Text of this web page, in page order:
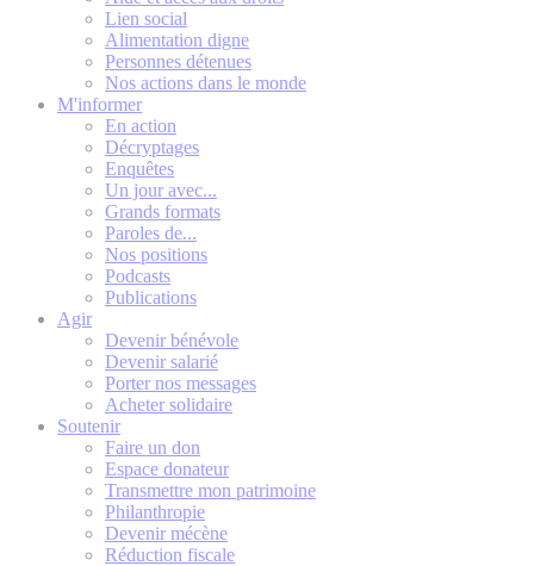
Lien social
Alimentation digne
Personnes détenues
Nos actions dans le monde
M'informer
En action
Décryptages
Enquêtes
Un jour avec...
Grands formats
Paroles de...
Nos positions
Podcasts
Publications
Agir
Devenir bénévole
Devenir salarié
Porter nos messages
Acheter solidaire
Soutenir
Faire un don
Espace donateur
Transmettre mon patrimoine
Philanthropie
Devenir mécène
Réduction fiscale